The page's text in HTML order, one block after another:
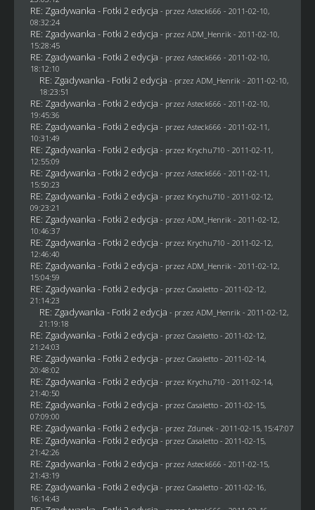
RE: Zgadywanka - Fotki 2 edycja - przez Asteck666 - 2011-02-10,
08:32:24
RE: Zgadywanka - Fotki 2 edycja - przez ADM_Henrik - 2011-02-10,
15:28:45
RE: Zgadywanka - Fotki 2 edycja - przez Asteck666 - 2011-02-10,
18:12:10
RE: Zgadywanka - Fotki 2 edycja - przez ADM_Henrik - 2011-02-10,
18:23:51
RE: Zgadywanka - Fotki 2 edycja - przez Asteck666 - 2011-02-10,
19:45:36
RE: Zgadywanka - Fotki 2 edycja - przez Asteck666 - 2011-02-11,
10:31:49
RE: Zgadywanka - Fotki 2 edycja - przez Krychu710 - 2011-02-11,
12:55:09
RE: Zgadywanka - Fotki 2 edycja - przez Asteck666 - 2011-02-11,
15:50:23
RE: Zgadywanka - Fotki 2 edycja - przez Krychu710 - 2011-02-12,
09:23:21
RE: Zgadywanka - Fotki 2 edycja - przez ADM_Henrik - 2011-02-12,
10:46:37
RE: Zgadywanka - Fotki 2 edycja - przez Krychu710 - 2011-02-12,
12:46:40
RE: Zgadywanka - Fotki 2 edycja - przez ADM_Henrik - 2011-02-12,
15:04:59
RE: Zgadywanka - Fotki 2 edycja - przez Casaletto- 2011-02-12,
21:14:23
RE: Zgadywanka - Fotki 2 edycja - przez ADM_Henrik - 2011-02-12,
21:19:18
RE: Zgadywanka - Fotki 2 edycja - przez Casaletto- 2011-02-12,
21:24:03
RE: Zgadywanka - Fotki 2 edycja - przez Casaletto- 2011-02-14,
20:48:02
RE: Zgadywanka - Fotki 2 edycja - przez Krychu710 - 2011-02-14,
21:40:50
RE: Zgadywanka - Fotki 2 edycja - przez Casaletto- 2011-02-15,
07:09:00
RE: Zgadywanka - Fotki 2 edycja - przez Zdunek - 2011-02-15, 15:47:07
RE: Zgadywanka - Fotki 2 edycja - przez Casaletto- 2011-02-15,
21:42:26
RE: Zgadywanka - Fotki 2 edycja - przez Asteck666 - 2011-02-15,
21:43:19
RE: Zgadywanka - Fotki 2 edycja - przez Casaletto- 2011-02-16,
16:14:43